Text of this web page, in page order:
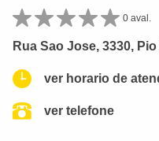
0 aval.
Rua Sao Jose, 3330,
ver horario de
ver telefone